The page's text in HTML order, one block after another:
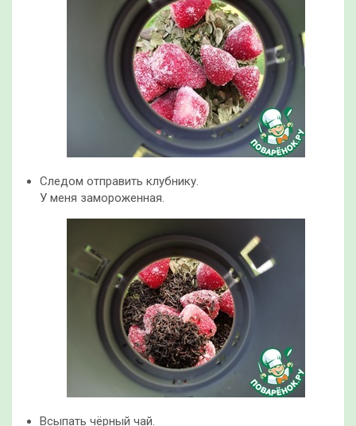
Следом отправить клубнику.
У меня замороженная.
Всыпать чёрный чай.